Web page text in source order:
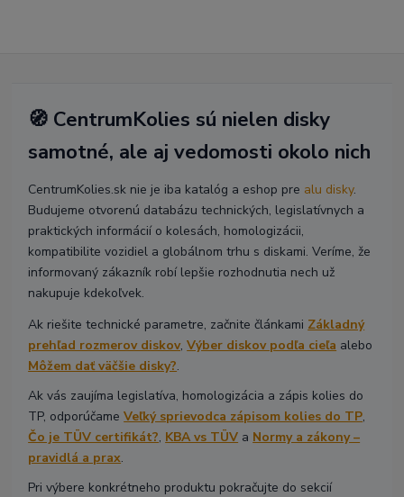
🧭 CentrumKolies sú nielen disky
samotné, ale aj vedomosti okolo nich
CentrumKolies.sk nie je iba katalóg a eshop pre alu disky.
Budujeme otvorenú databázu technických, legislatívnych a
praktických informácií o kolesách, homologizácii,
kompatibilite vozidiel a globálnom trhu s diskami. Veríme, že
informovaný zákazník robí lepšie rozhodnutia nech už
nakupuje kdekoľvek.
Ak riešite technické parametre, začnite článkami Základný
prehľad rozmerov diskov,Výber diskov podľa cieľa alebo
Môžem dať väčšie disky?.
Ak vás zaujíma legislatíva, homologizácia a zápis kolies do
TP, odporúčameVeľký sprievodca zápisom kolies do TP,
Čo je TÜV certifikát?, KBA vs TÜV a Normy a zákony –
pravidlá a prax.
Pri výbere konkrétneho produktu pokračujte do sekcií